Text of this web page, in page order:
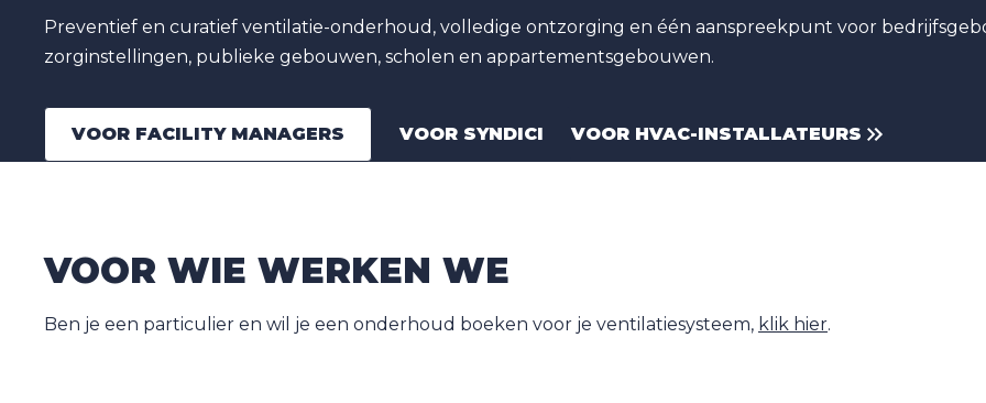
Preventief en curatief ventilatie-onderhoud, volledige ontzorging en één aanspreekpunt voor
zorginstellingen, publieke gebouwen, scholen en appartementsgebouwen.
VOOR FACILITY MANAGERS VOOR SYNDICI VOOR HVAC-INSTALLATEURS
VOOR WIE WERKEN WE
Ben je een particulier en wil je een onderhoud boeken voor je ventilatiesysteem, klik hier.